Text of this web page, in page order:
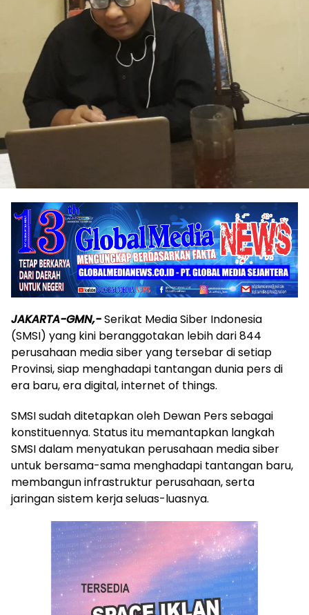
JAKARTA-GMN,-Serikat Media Siber Indonesia
(SMSI) yang kini beranggotakan lebih dari 844
perusahaan media siber yang tersebar di setiap
Provinsi, siap menghadapi tantangan dunia pers di
era baru, era digital, internet of things.
SMSI sudah ditetapkan oleh Dewan Pers sebagai
konstituennya. Status itu memantapkan langkah
SMSI dalam menyatukan perusahaan media siber
untuk bersama-sama menghadapi tantangan baru,
membangun infrastruktur perusahaan, serta
jaringan sistem kerja seluas-luasnya.